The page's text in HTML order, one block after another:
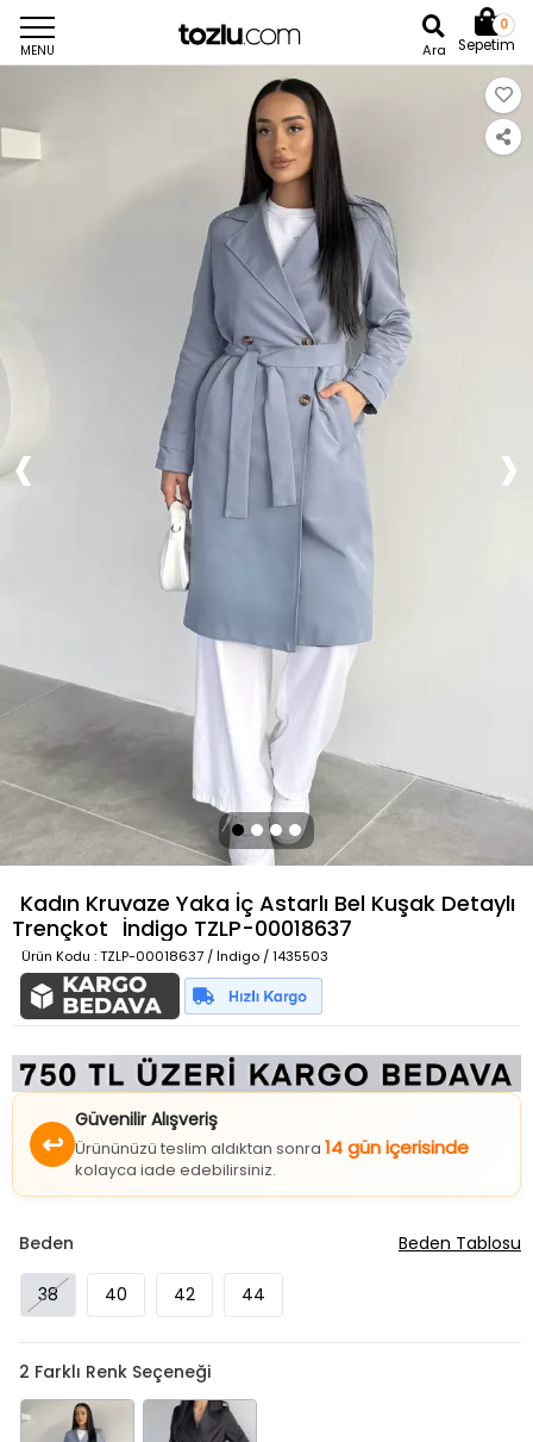
MENU Ara
0
Sepetim
Kadın Kruvaze Yaka İç Astarlı Bel Kuşak Detaylı
Trençkot İndigo TZLP-00018637
Ürün Kodu : TZLP-00018637 / İndigo / 1435503
↩
Güvenilir Alışveriş
Ürününüzü teslim aldıktan sonra 14 gün içerisinde
kolayca iade edebilirsiniz.
Beden
38 40 42 44
Beden Tablosu
2 Farklı Renk Seçeneği